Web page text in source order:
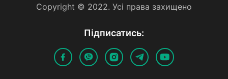
Copyright © 2022. Усi права захищено
Пiдписатись: